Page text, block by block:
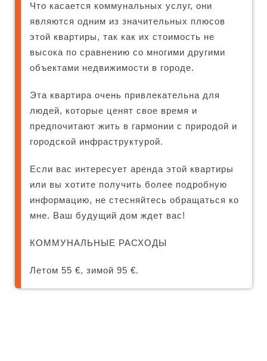
Что касается коммунальных услуг, они
являются одним из значительных плюсов
этой квартиры, так как их стоимость не
высока по сравнению со многими другими
объектами недвижимости в городе.
Эта квартира очень привлекательна для
людей, которые ценят свое время и
предпочитают жить в гармонии с природой и
городской инфраструктурой.
Если вас интересует аренда этой квартиры
или вы хотите получить более подробную
информацию, не стесняйтесь обращаться ко
мне. Ваш будущий дом ждет вас!
КОММУНАЛЬНЫЕ РАСХОДЫ
Летом 55 €, зимой 95 €.